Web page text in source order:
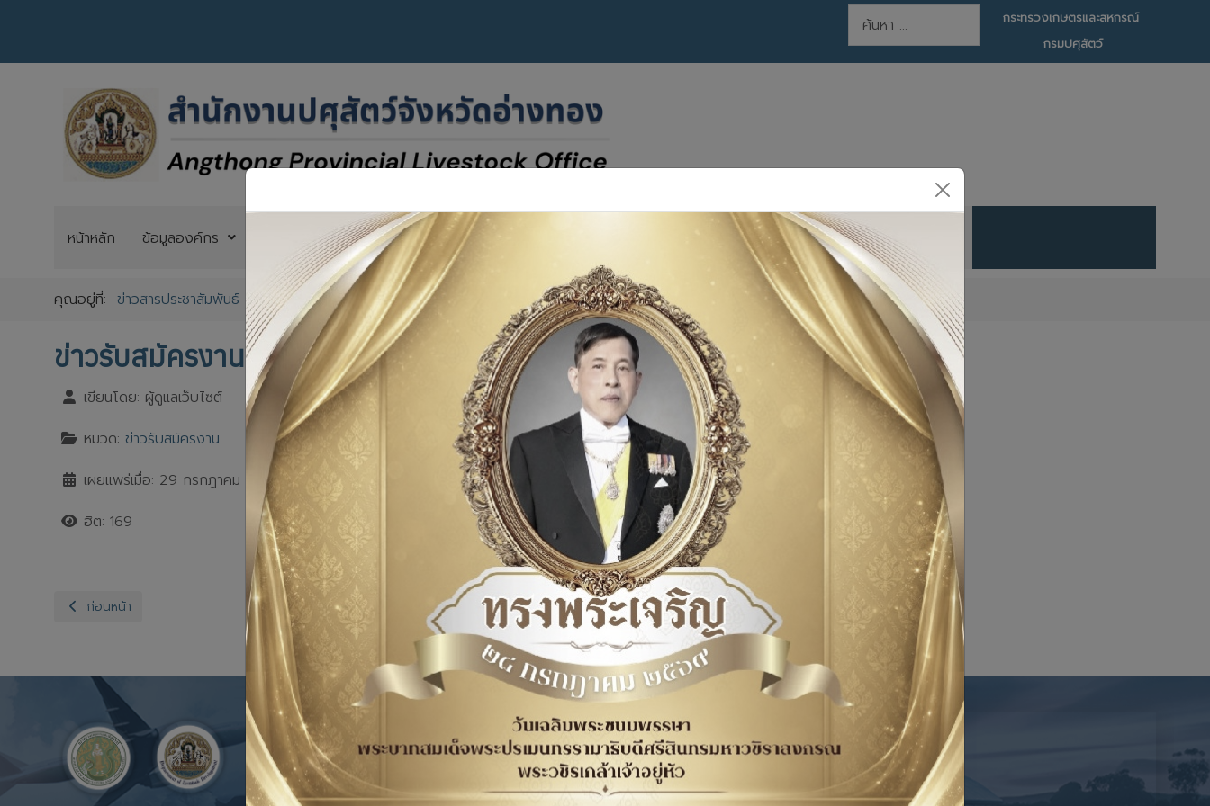
การค้นหา
กระทรวงเกษตรและสหกรณ์
กรมปศุสัตว์
หน้าหลัก ข้อมูลองค์กร กฎหมายด้านปศุสัตว์ ข่าวสารประชาสัมพันธ์ สำนักงานปศุสัตว์เขต 1
คุณอยู่ที่:ข่าวสารประชาสัมพันธ์ ข่าวรับสมัครงาน ข่าวรับสมัครงาน8 (2)
ข่าวรับสมัครงาน8 (2)
เขียนโดย: ผู้ดูแลเว็บไซต์
หมวด:ข่าวรับสมัครงาน
เผยแพร่เมื่อ: 29 กรกฎาคม 2568
ฮิต: 169
เนื้อหาก่อนหน้า: ข่าวรับสมัครงาน8
ก่อนหน้า